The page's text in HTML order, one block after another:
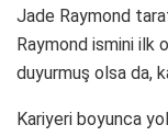
Jade Raymond
Raymond ismini ilk
duyurmuş olsa da,
Kariyeri boyunca